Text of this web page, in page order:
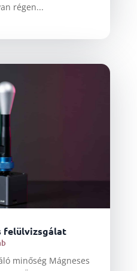
régen...
felülvizsgálat
minőség Mágneses